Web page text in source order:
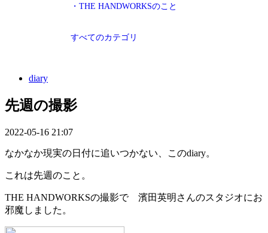
・THE HANDWORKSのこと
すべてのカテゴリ
diary
先週の撮影
2022-05-16 21:07
なかなか現実の日付に追いつかない、このdiary。
これは先週のこと。
THE HANDWORKSの撮影で 濱田英明さんのスタジオにお
邪魔しました。